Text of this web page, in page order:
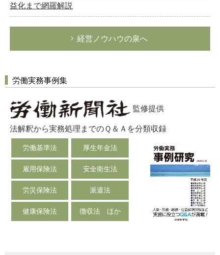
益化まで網羅解説
経営ノウハウの泉へ
労働実務事例集
監修提供
法解釈から実務処理までのＱ＆Ａを分類収録
労働基準法 厚生年金法
雇用保険法 安全衛生法
労災保険法 派遣法
健康保険法 徴収法 ほか